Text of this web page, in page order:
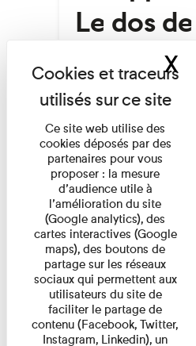
Le dos
Lecture
Philippe Artières —
Lecture par l’auteur
Pages
Marie-
- Où sont
hommes ?
Ce site web utilise des
cookies déposés par des
partenaires pour vous
proposer : la mesure
d’audience utile à
l’amélioration du site
(Google analytics), des
cartes interactives (Google
maps), des boutons de
partage sur les réseaux
sociaux qui permettent aux
utilisateurs du site de
faciliter le partage de
contenu (Facebook, Twitter,
Instagram, Linkedin), un
X